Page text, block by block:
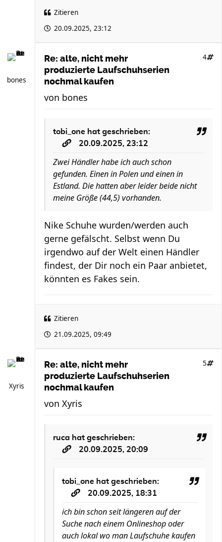
Zitieren
20.09.2025, 23:12
bones
Re: alte, nicht mehr
produzierte Laufschuhserien
nochmal kaufen
4
von bones
tobi_one hat geschrieben:
20.09.2025, 23:12
Zwei Händler habe ich auch schon
gefunden. Einen in Polen und einen in
Estland. Die hatten aber leider beide nicht
meine Größe (44,5) vorhanden.
Nike Schuhe wurden/werden auch
gerne gefälscht. Selbst wenn Du
irgendwo auf der Welt einen Händler
findest, der Dir noch ein Paar anbietet,
könnten es Fakes sein.
Zitieren
21.09.2025, 09:49
Xyris
Re: alte, nicht mehr
produzierte Laufschuhserien
nochmal kaufen
5
von Xyris
ruca hat geschrieben:
20.09.2025, 20:09
tobi_one hat geschrieben:
20.09.2025, 18:31
ich bin schon seit längeren auf der
Suche nach einem Onlineshop oder
auch lokal wo man Laufschuhe kaufen